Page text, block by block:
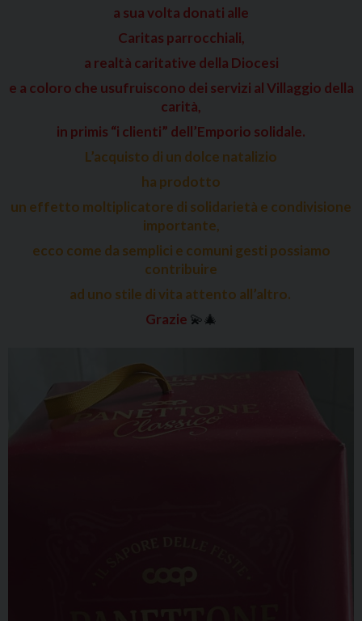
a sua volta donati alle
Caritas parrocchiali,
a realtà caritative della Diocesi
e a coloro che usufruiscono dei servizi al Villaggio della
carità,
in primis “i clienti” dell’Emporio solidale.
L’acquisto di un dolce natalizio
ha prodotto
un effetto moltiplicatore di solidarietà e condivisione
importante,
ecco come da semplici e comuni gesti possiamo
contribuire
ad uno stile di vita attento all’altro.
Grazie 💫🎄